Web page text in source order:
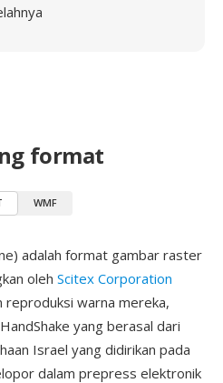
format
WMF
adalah format gambar raster
oleh Scitex Corporation
warna mereka,
yang berasal dari
Israel yang didirikan pada
dalam prepress elektronik